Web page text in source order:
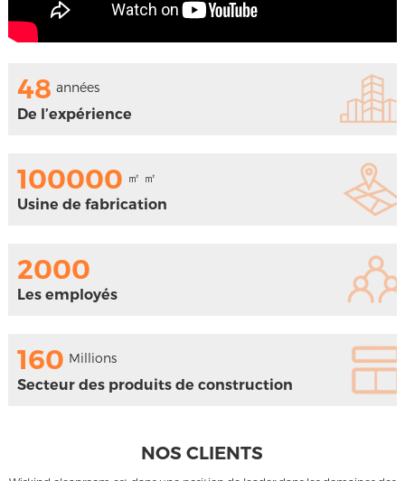
48 années
De l’expérience
100000 ㎡ ㎡
Usine de fabrication
2000
Les employés
160 Millions
Secteur des produits de construction
NOS CLIENTS